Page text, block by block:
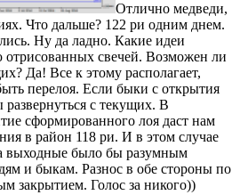
Отлично медведи,
Что дальше? 122 ри одним днем.
Ну да ладно. Какие идеи
отрисованных свечей. Возможен ли
Да! Все к этому располагает,
перелоя. Если быки с открытия
развернуться с текущих. В
сформированного лоя даст нам
в район 118 ри. И в этом случае
выходные было бы разумным
и быкам. Разнос в обе стороны по
закрытием. Голос за никого))